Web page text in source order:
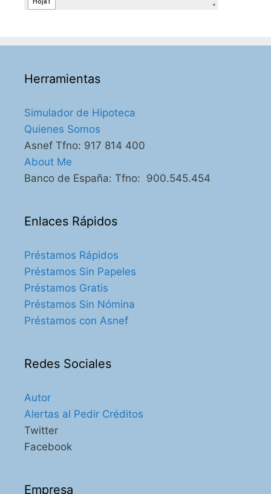
Herramientas
Simulador de Hipoteca
Quienes Somos
Asnef Tfno: 917 814 400
About Me
Banco de España: Tfno: 900.545.454
Enlaces Rápidos
Préstamos Rápidos
Préstamos Sin Papeles
Préstamos Gratis
Préstamos Sin Nómina
Préstamos con Asnef
Redes Sociales
Autor
Alertas al Pedir Créditos
Twitter
Facebook
Empresa